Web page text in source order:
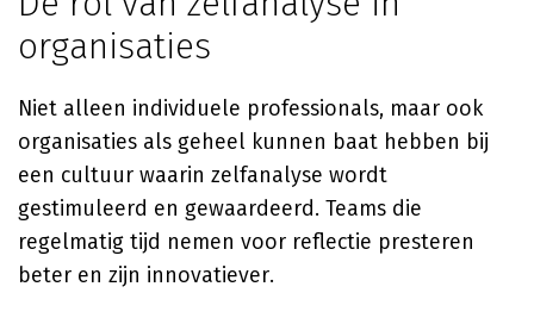
organisaties
Niet alleen individuele professionals, maar ook
organisaties als geheel kunnen baat hebben bij
een cultuur waarin zelfanalyse wordt
gestimuleerd en gewaardeerd. Teams die
regelmatig tijd nemen voor reflectie presteren
beter en zijn innovatiever.